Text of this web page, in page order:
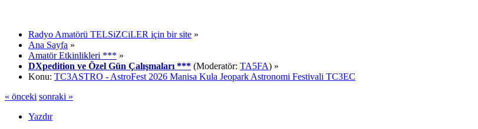
Radyo Amatörü TELSiZCiLER için bir site »
Ana Sayfa »
Amatör Etkinlikleri *** »
DXpedition ve Özel Gün Çalışmaları *** (Moderatör: TA5FA) »
Konu: TC3ASTRO - AstroFest 2026 Manisa Kula Jeopark Astronomi Festivali TC3EC
« önceki sonraki »
Yazdır